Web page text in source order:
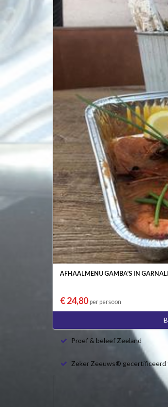
AFHAALMENU GAMBA'S IN
€ 24,80per persoon
Proef & beleef Zeeland
Zeker Zeeuws® gecertificeerd